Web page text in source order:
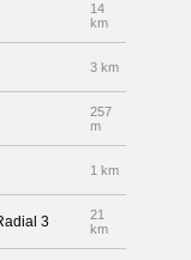
14
km
3 km
257
m
1 km
3
21
km